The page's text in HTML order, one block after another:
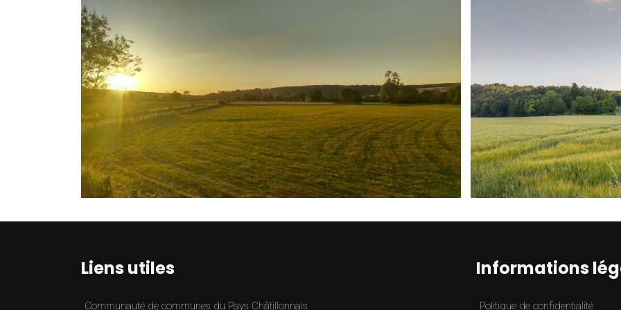
Liens utiles
Communauté de communes du Pays Châtillonnais
Informations
Politique de confidentialité